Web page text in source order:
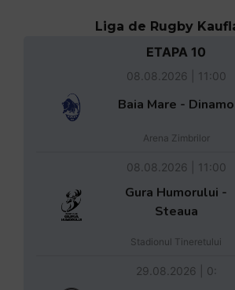
Liga de Rugby
ETAPA 10
08.08.2026 | 11:00
Baia Mare - Dinamo
Arena Zimbrilor
08.08.2026 | 11:00
Gura Humorului -
Steaua
Stadionul Tineretului
29.08.2026 | 0: